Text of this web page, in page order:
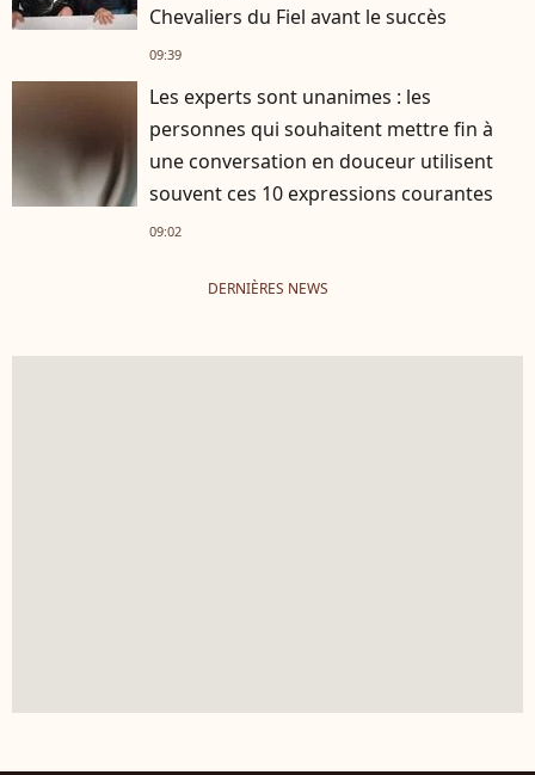
Chevaliers du Fiel avant le succès
09:39
Les experts sont unanimes : les
personnes qui souhaitent mettre fin à
une conversation en douceur utilisent
souvent ces 10 expressions courantes
09:02
DERNIÈRES NEWS